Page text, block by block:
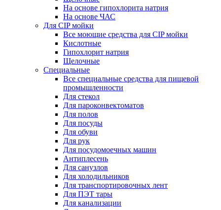
На основе гипохлорита натрия
На основе ЧАС
Для CIP мойки
Все моющие средства для CIP мойки
Кислотные
Гипохлорит натрия
Щелочные
Специальные
Все специальные средства для пищевой
промышленности
Для стекол
Для пароконвектоматов
Для полов
Для посуды
Для обуви
Для рук
Для посудомоечных машин
Антиплесень
Для санузлов
Для холодильников
Для транспортировочных лент
Для ПЭТ тары
Для канализации